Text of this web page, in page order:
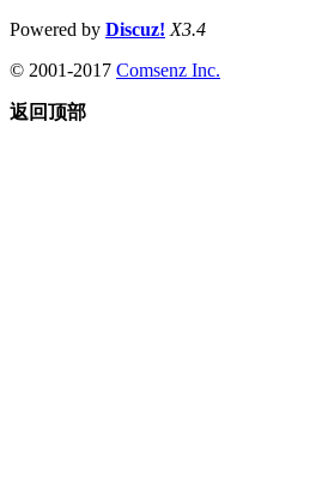
Powered by Discuz! X3.4
© 2001-2017 Comsenz Inc.
返回顶部